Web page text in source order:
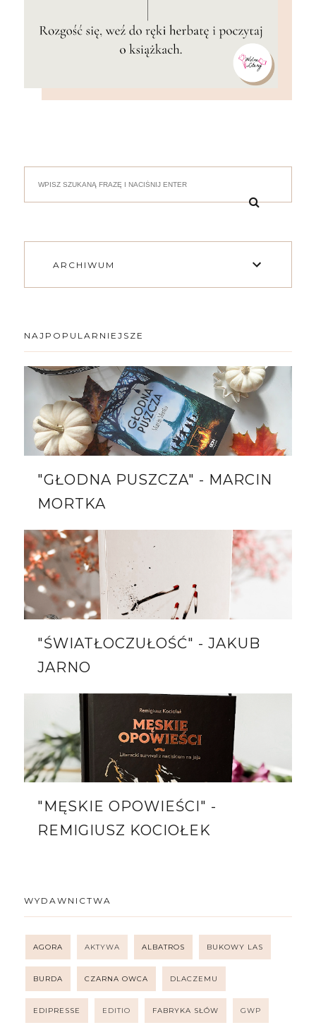
ARCHIWUM
NAJPOPULARNIEJSZE
"GŁODNA PUSZCZA" - MARCIN
MORTKA
"ŚWIATŁOCZUŁOŚĆ" - JAKUB
JARNO
"MĘSKIE OPOWIEŚCI" -
REMIGIUSZ KOCIOŁEK
WYDAWNICTWA
AGORA AKTYWA ALBATROS BUKOWY LAS
BURDA CZARNA OWCA DLACZEMU
EDIPRESSE EDITIO FABRYKA SŁÓW GWP